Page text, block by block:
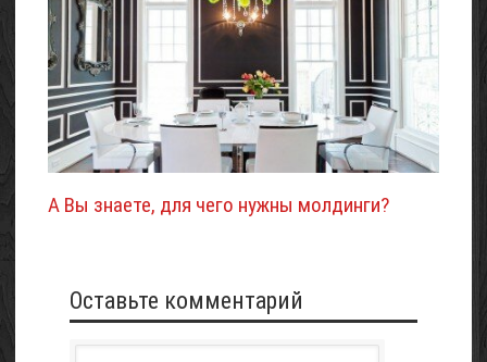
А Вы знаете, для чего нужны молдинги?
Оставьте комментарий